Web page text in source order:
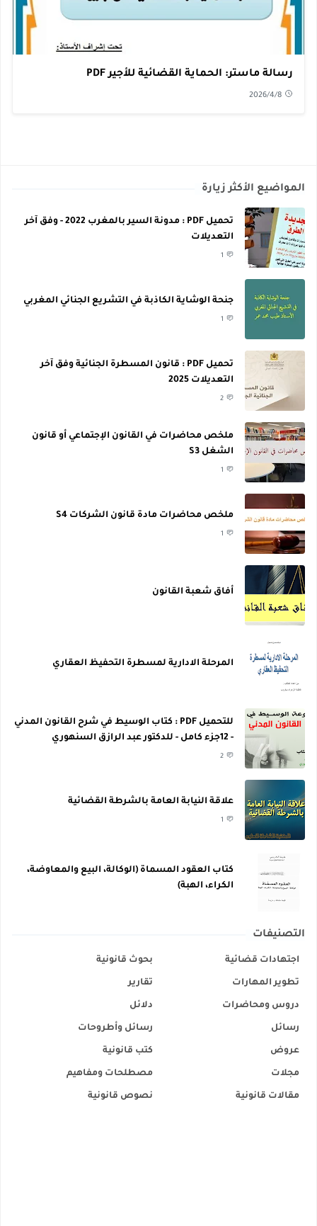
رسالة ماستر: الحماية القضائية للأجير PDF
2026/4/8
المواضيع الأكثر زيارة
تحميل PDF : مدونة السير بالمغرب 2022 - وفق آخر
التعديلات
1
جنحة الوشاية الكاذبة في التشريع الجنائي المغربي
1
تحميل PDF : قانون المسطرة الجنائية وفق آخر
التعديلات 2025
2
ملخص محاضرات في القانون الإجتماعي أو قانون
الشغل S3
1
ملخص محاضرات مادة قانون الشركات S4
1
أفاق شعبة القانون
المرحلة الادارية لمسطرة التحفيظ العقاري
للتحميل PDF : كتاب الوسيط في شرح القانون المدني
- 12جزء كامل - للدكتور عبد الرازق السنهوري
2
علاقة النيابة العامة بالشرطة القضائية
1
كتاب العقود المسماة (الوكالة، البيع والمعاوضة،
الكراء، الهبة)
التصنيفات
اجتهادات قضائية بحوث قانونية
تطوير المهارات تقارير
دروس ومحاضرات دلائل
رسائل رسائل وأطروحات
عروض كتب قانونية
مجلات مصطلحات ومفاهيم
مقالات قانونية نصوص قانونية